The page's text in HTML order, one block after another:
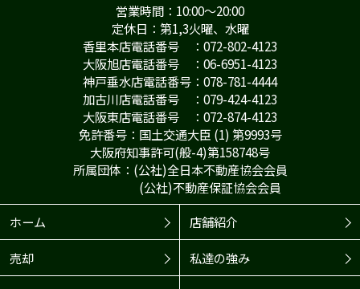
営業時間：10:00～20:00
定休日：第1,3火曜、水曜
香里本店電話番号 ：072-802-4123
大阪旭店電話番号 ：06-6951-4123
神戸垂水店電話番号：078-781-4444
加古川店電話番号 ：079-424-4123
大阪東店電話番号 ：072-874-4123
免許番号：国土交通大臣 (1) 第9993号
大阪府知事許可(般-4)第158748号
所属団体：(公社)全日本不動産協会会員
(公社)不動産保証協会会員
ホーム
店舗紹介
売却 私達の強み